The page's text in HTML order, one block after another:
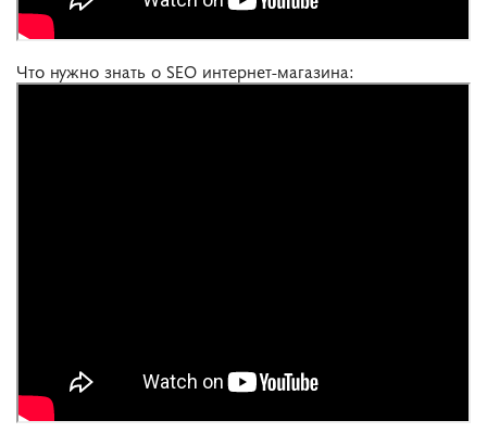
Что нужно знать о SEO интернет-магазина: